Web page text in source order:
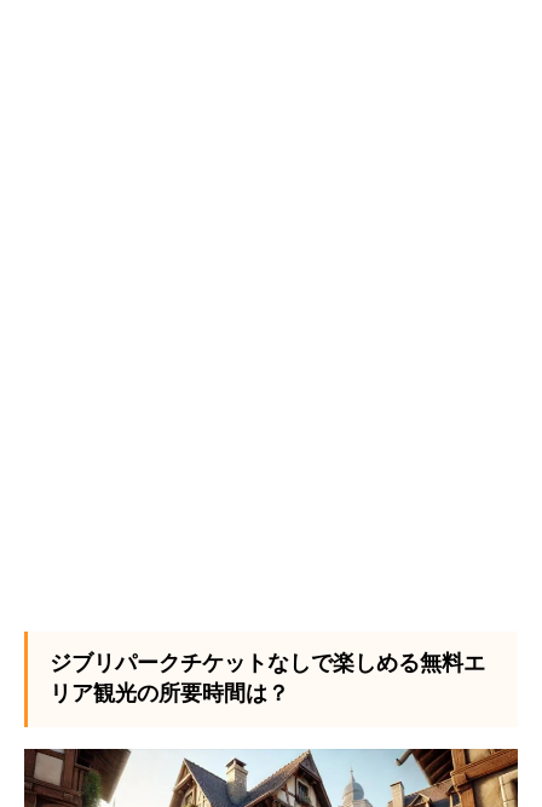
ジブリパークチケットなしで楽しめる無料エ
リア観光の所要時間は？